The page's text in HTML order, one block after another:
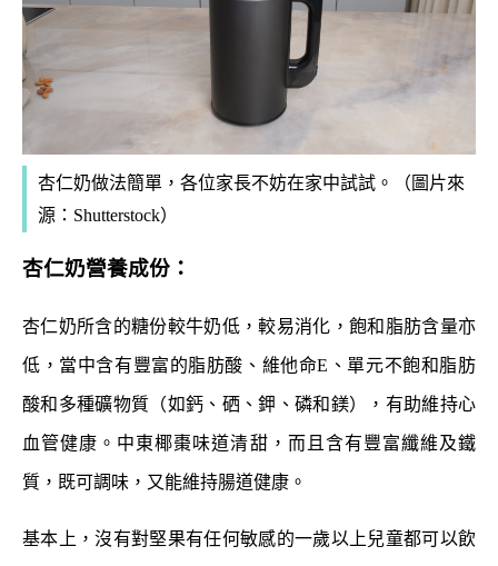
杏仁奶做法簡單，各位家長不妨在家中試試。（圖片來
源：Shutterstock）
杏仁奶營養成份：
杏仁奶所含的糖份較牛奶低，較易消化，飽和脂肪含量亦
低，當中含有豐富的脂肪酸、維他命E、單元不飽和脂肪
酸和多種礦物質（如鈣、硒、鉀、磷和鎂），有助維持心
血管健康。中東椰棗味道清甜，而且含有豐富纖維及鐵
質，既可調味，又能維持腸道健康。
基本上，沒有對堅果有任何敏感的一歲以上兒童都可以飲